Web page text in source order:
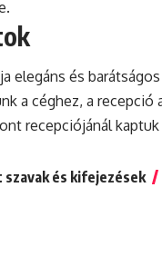
elegáns és
a céghez, a
recepciójánál
és kifejezések